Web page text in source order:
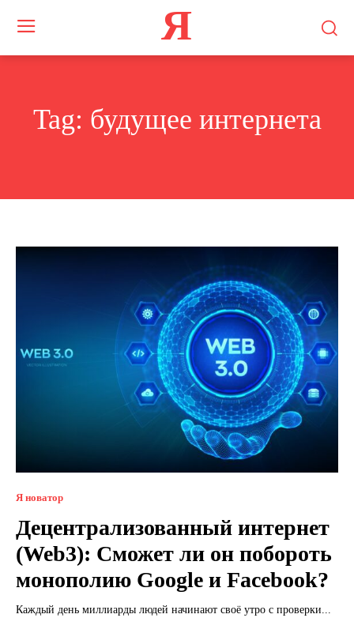
Я
Tag: будущее интернета
Я новатор
Децентрализованный интернет
(Web3): Сможет ли он побороть
монополию Google и Facebook?
Каждый день миллиарды людей начинают своё утро с проверки...